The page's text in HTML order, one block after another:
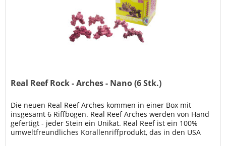
Real Reef Rock - Arches - Nano (6 Stk.)
Die neuen Real Reef Arches kommen in einer Box mit
insgesamt 6 Riffbögen. Real Reef Arches werden von Hand
gefertigt - jeder Stein ein Unikat. Real Reef ist ein 100%
umweltfreundliches Korallenriffprodukt, das in den USA